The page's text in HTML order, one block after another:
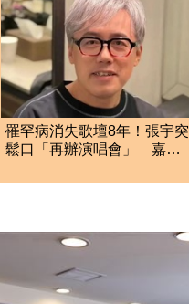
罹罕病消失歌壇8年！張宇突
鬆口「再辦演唱會」 嘉賓